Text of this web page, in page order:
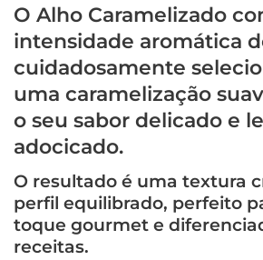
O Alho Caramelizado
intensidade aromática
cuidadosamente
uma caramelização
o seu sabor delicado e
adocicado.
O resultado é uma textura
perfil equilibrado, perfeito
toque gourmet e
receitas.